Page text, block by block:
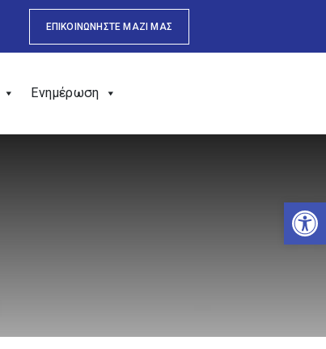
ΕΠΙΚΟΙΝΩΝΗΣΤΕ ΜΑΖΙ ΜΑΣ
Ενημέρωση